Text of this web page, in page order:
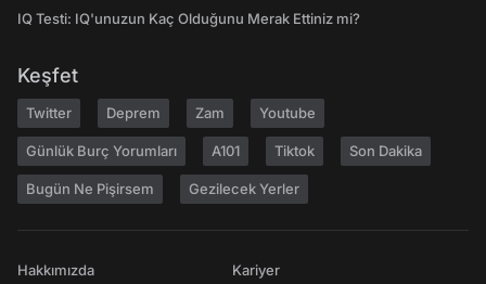
IQ Testi: IQ'unuzun Kaç Olduğunu Merak Ettiniz mi?
Keşfet
Twitter Deprem Zam Youtube
Günlük Burç Yorumları A101 Tiktok Son Dakika
Bugün Ne Pişirsem Gezilecek Yerler
Hakkımızda
Kariyer